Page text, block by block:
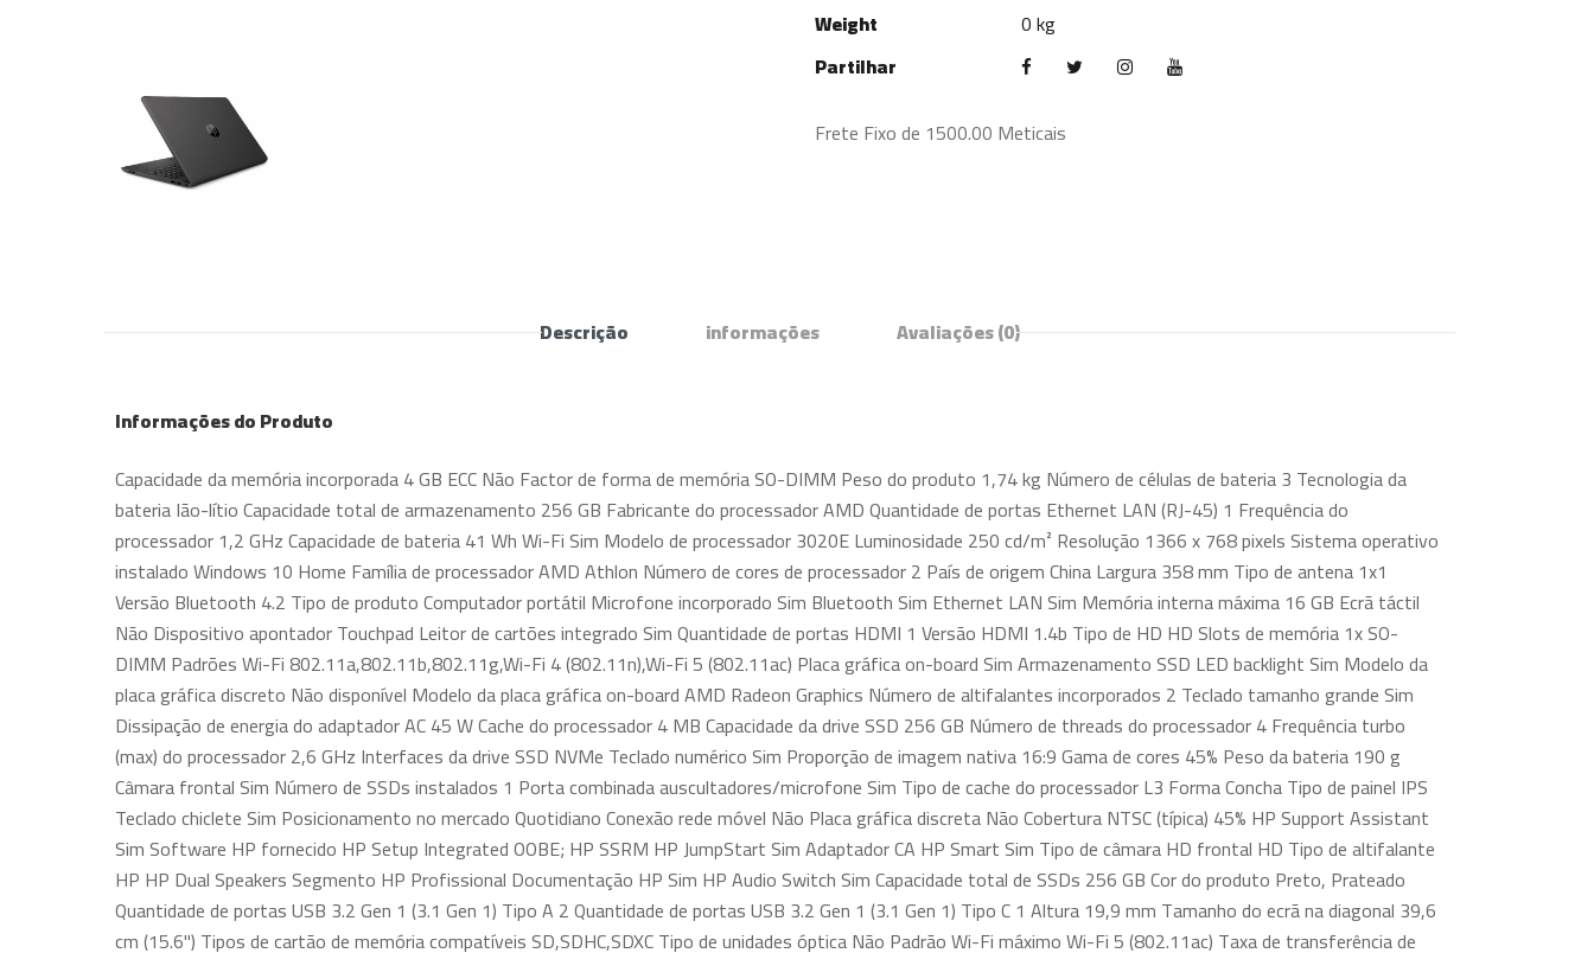
Weight
0 kg
Partilhar
Frete Fixo de 1500.00 Meticais
Descrição informações Avaliações(0)
Informações do Produto
Capacidade da memória incorporada 4 GB ECC Não Factor de forma de memória SO-DIMM Peso do produto 1,74 kg Número de células de bateria 3 Tecnologia da
bateria Ião-lítio Capacidade total de armazenamento 256 GB Fabricante do processador AMD Quantidade de portas Ethernet LAN (RJ-45) 1 Frequência do
processador 1,2 GHz Capacidade de bateria 41 Wh Wi-Fi Sim Modelo de processador 3020E Luminosidade 250 cd/m² Resolução 1366 x 768 pixels Sistema operativo
instalado Windows 10 Home Família de processador AMD Athlon Número de cores de processador 2 País de origem China Largura 358 mm Tipo de antena 1x1
Versão Bluetooth 4.2 Tipo de produto Computador portátil Microfone incorporado Sim Bluetooth Sim Ethernet LAN Sim Memória interna máxima 16 GB Ecrã táctil
Não Dispositivo apontador Touchpad Leitor de cartões integrado Sim Quantidade de portas HDMI 1 Versão HDMI 1.4b Tipo de HD HD Slots de memória 1x SO-
DIMM Padrões Wi-Fi 802.11a,802.11b,802.11g,Wi-Fi 4 (802.11n),Wi-Fi 5 (802.11ac) Placa gráfica on-board Sim Armazenamento SSD LED backlight Sim Modelo da
placa gráfica discreto Não disponível Modelo da placa gráfica on-board AMD Radeon Graphics Número de altifalantes incorporados 2 Teclado tamanho grande Sim
Dissipação de energia do adaptador AC 45 W Cache do processador 4 MB Capacidade da drive SSD 256 GB Número de threads do processador 4 Frequência turbo
(max) do processador 2,6 GHz Interfaces da drive SSD NVMe Teclado numérico Sim Proporção de imagem nativa 16:9 Gama de cores 45% Peso da bateria 190 g
Câmara frontal Sim Número de SSDs instalados 1 Porta combinada auscultadores/microfone Sim Tipo de cache do processador L3 Forma Concha Tipo de painel IPS
Teclado chiclete Sim Posicionamento no mercado Quotidiano Conexão rede móvel Não Placa gráfica discreta Não Cobertura NTSC (típica) 45% HP Support Assistant
Sim Software HP fornecido HP Setup Integrated OOBE; HP SSRM HP JumpStart Sim Adaptador CA HP Smart Sim Tipo de câmara HD frontal HD Tipo de altifalante
HP HP Dual Speakers Segmento HP Profissional Documentação HP Sim HP Audio Switch Sim Capacidade total de SSDs 256 GB Cor do produto Preto, Prateado
Quantidade de portas USB 3.2 Gen 1 (3.1 Gen 1) Tipo A 2 Quantidade de portas USB 3.2 Gen 1 (3.1 Gen 1) Tipo C 1 Altura 19,9 mm Tamanho do ecrã na diagonal 39,6
cm (15.6") Tipos de cartão de memória compatíveis SD,SDHC,SDXC Tipo de unidades óptica Não Padrão Wi-Fi máximo Wi-Fi 5 (802.11ac) Taxa de transferência de